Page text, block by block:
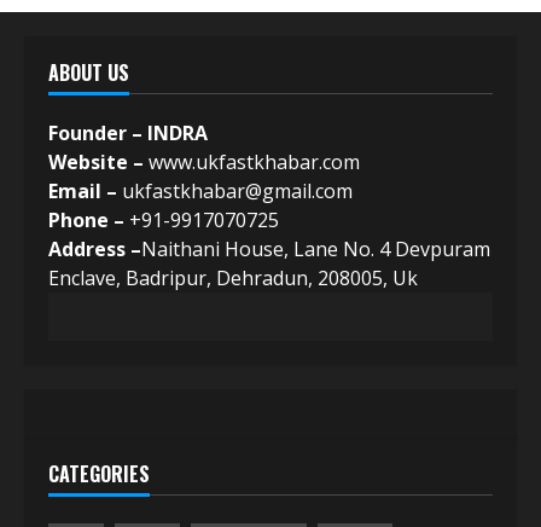
ABOUT US
Founder – INDRA
Website – www.ukfastkhabar.com
Email – ukfastkhabar@gmail.com
Phone – +91-9917070725
Address –Naithani House, Lane No. 4 Devpuram
Enclave, Badripur, Dehradun, 208005, Uk
CATEGORIES